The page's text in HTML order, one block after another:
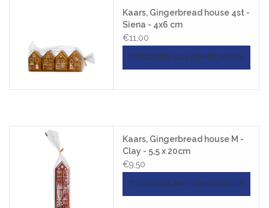
Kaars, Gingerbread house 4st -
Siena - 4x6 cm
€11,00
TOEVOEGEN AAN WINKELWAGEN
Kaars, Gingerbread house M -
Clay - 5,5 x 20cm
€9,50
TOEVOEGEN AAN WINKELWAGEN